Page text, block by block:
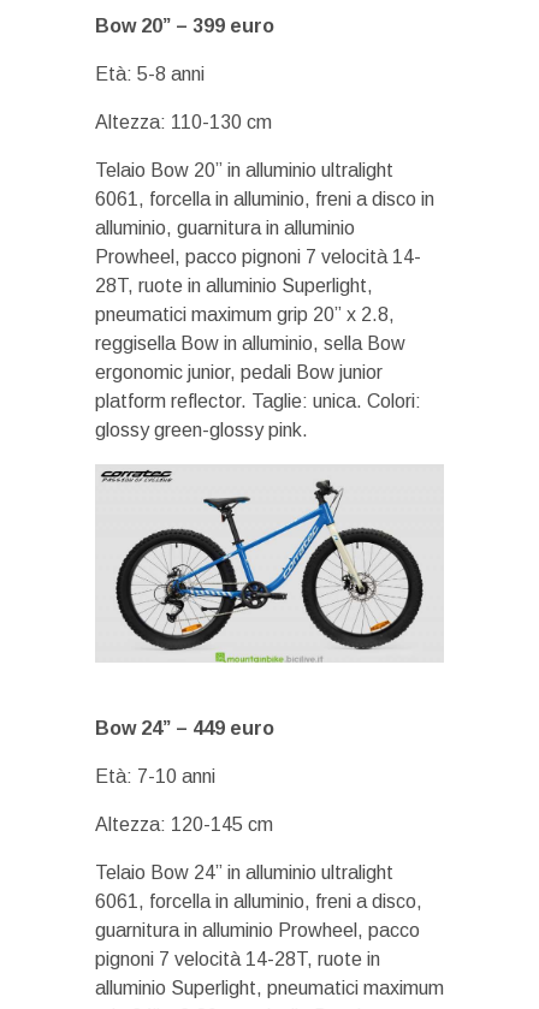
Bow 20” – 399 euro
Età: 5-8 anni
Altezza: 110-130 cm
Telaio Bow 20” in alluminio ultralight
6061, forcella in alluminio, freni a disco in
alluminio, guarnitura in alluminio
Prowheel, pacco pignoni 7 velocità 14-
28T, ruote in alluminio Superlight,
pneumatici maximum grip 20” x 2.8,
reggisella Bow in alluminio, sella Bow
ergonomic junior, pedali Bow junior
platform reflector. Taglie: unica. Colori:
glossy green-glossy pink.
Bow 24” – 449 euro
Età: 7-10 anni
Altezza: 120-145 cm
Telaio Bow 24” in alluminio ultralight
6061, forcella in alluminio, freni a disco,
guarnitura in alluminio Prowheel, pacco
pignoni 7 velocità 14-28T, ruote in
alluminio Superlight, pneumatici maximum